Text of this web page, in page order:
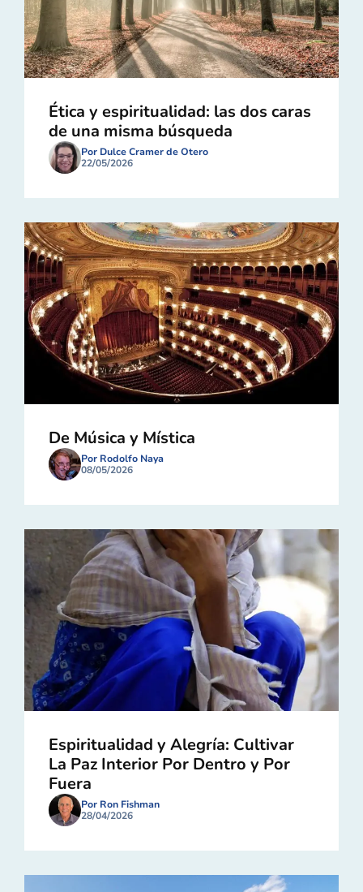
Ética y espiritualidad: las dos caras
de una misma búsqueda
Por Dulce Cramer de Otero
22/05/2026
De Música y Mística
Por Rodolfo Naya
08/05/2026
Espiritualidad y Alegría: Cultivar
La Paz Interior Por Dentro y Por
Fuera
Por Ron Fishman
28/04/2026